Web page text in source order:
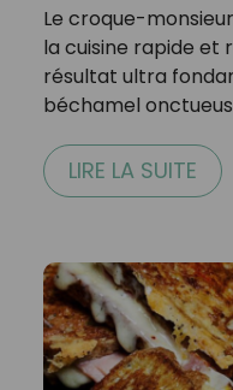
Le croque-
la cuisine rapide et
résultat ultra
béchamel
LIRE LA SUITE